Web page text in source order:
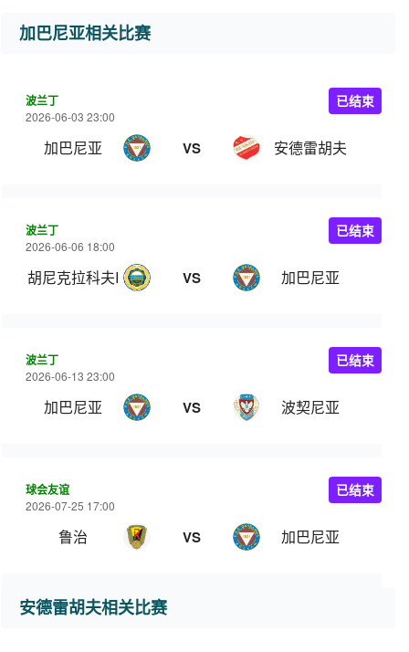
加巴尼亚相关比赛
波兰丁
2026-06-03 23:00
加巴尼亚 VS 安德雷胡夫
已结束
波兰丁
2026-06-06 18:00
胡尼克拉科夫II队 VS 加巴尼亚
已结束
波兰丁
2026-06-13 23:00
加巴尼亚 VS 波契尼亚
已结束
球会友谊
2026-07-25 17:00
鲁治 VS 加巴尼亚
已结束
安德雷胡夫相关比赛